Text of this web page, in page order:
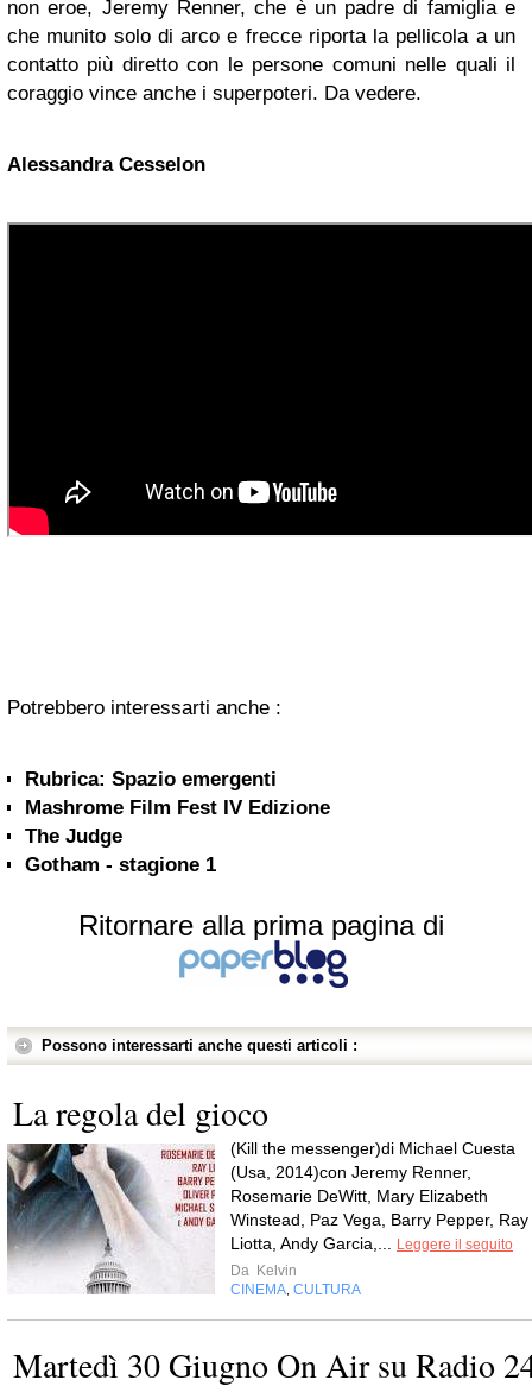
non eroe, Jeremy Renner, che è un padre di famiglia e
che munito solo di arco e frecce riporta la pellicola a un
contatto più diretto con le persone comuni nelle quali il
coraggio vince anche i superpoteri. Da vedere.
Alessandra Cesselon
Potrebbero interessarti anche :
Rubrica: Spazio emergenti
Mashrome Film Fest IV Edizione
The Judge
Gotham - stagione 1
Ritornare alla prima pagina di
Possono interessarti anche questi articoli :
La regola del gioco
(Kill the messenger)di Michael Cuesta
(Usa, 2014)con Jeremy Renner,
Rosemarie DeWitt, Mary Elizabeth
Winstead, Paz Vega, Barry Pepper, Ray
Liotta, Andy Garcia,...
Leggere il seguito
Da Kelvin
CINEMA CULTURA
Martedì 30 Giugno On Air su Radio